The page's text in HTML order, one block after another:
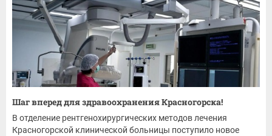
Шаг вперед для здравоохранения Красногорска!
В отделение рентгенохирургических методов лечения
Красногорской клинической больницы поступило новое